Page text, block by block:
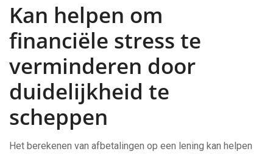
Kan helpen om
financiële stress te
verminderen door
duidelijkheid te
scheppen
Het berekenen van afbetalingen op een lening kan helpen